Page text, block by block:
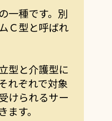
一種です。別
Ｃ型と呼ばれ
型と介護型に
れぞれで対象
けられるサー
ます。